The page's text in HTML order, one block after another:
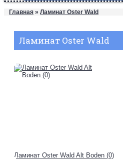
Главная » Ламинат Oster Wald
Ламинат Oster Wald
Ламинат Oster Wald Alt Boden (0)